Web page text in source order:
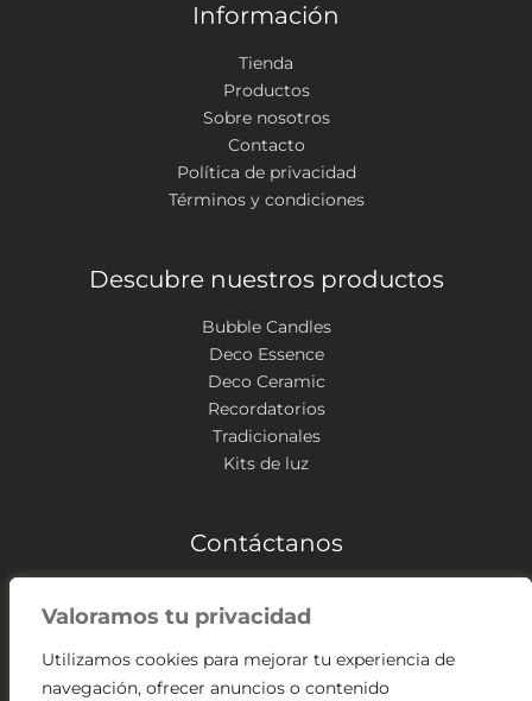
Valoramos tu privacidad
Utilizamos cookies para mejorar tu experiencia de
navegación, ofrecer anuncios o contenido
Información
Tienda
Productos
Sobre nosotros
Contacto
Política de privacidad
Términos y condiciones
Descubre nuestros productos
Bubble Candles
Deco Essence
Deco Ceramic
Recordatorios
Tradicionales
Kits de luz
Contáctanos
(+57) 304 541 2307